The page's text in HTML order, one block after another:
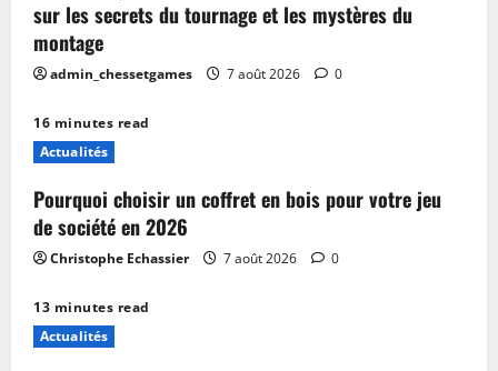
sur les secrets du tournage et les mystères du
montage
admin_chessetgames 7 août 2026 0
16 minutes read
Actualités
Pourquoi choisir un coffret en bois pour votre jeu
de société en 2026
Christophe Echassier 7 août 2026 0
13 minutes read
Actualités